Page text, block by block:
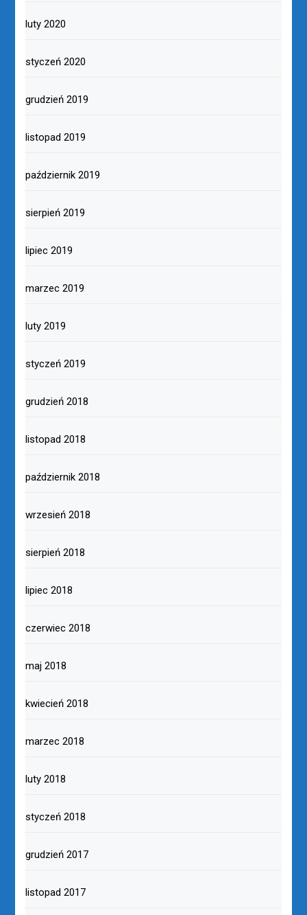
luty 2020
styczeń 2020
grudzień 2019
listopad 2019
październik 2019
sierpień 2019
lipiec 2019
marzec 2019
luty 2019
styczeń 2019
grudzień 2018
listopad 2018
październik 2018
wrzesień 2018
sierpień 2018
lipiec 2018
czerwiec 2018
maj 2018
kwiecień 2018
marzec 2018
luty 2018
styczeń 2018
grudzień 2017
listopad 2017